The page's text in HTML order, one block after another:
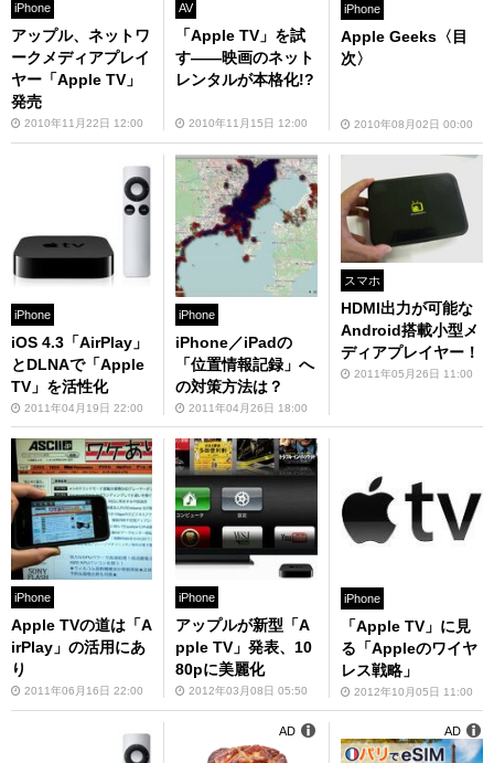
iPhone
アップル、ネットワ
ークメディアプレイ
ヤー「Apple TV」
発売
2010年11月22日 12:00
AV
「Apple TV」を試
す――映画のネット
レンタルが本格化!?
2010年11月15日 12:00
iPhone
Apple Geeks〈目
次〉
2010年08月02日 00:00
iPhone
iOS 4.3「AirPlay」
とDLNAで「Apple
TV」を活性化
2011年04月19日 22:00
iPhone
iPhone／iPadの
「位置情報記録」へ
の対策方法は？
2011年04月26日 18:00
スマホ
HDMI出力が可能な
Android搭載小型メ
ディアプレイヤー！
2011年05月26日 11:00
iPhone
Apple TVの道は「A
irPlay」の活用にあ
り
2011年06月16日 22:00
iPhone
アップルが新型「A
pple TV」発表、10
80pに美麗化
2012年03月08日 05:50
iPhone
「Apple TV」に見
る「Appleのワイヤ
レス戦略」
2012年10月05日 11:00
AD AD